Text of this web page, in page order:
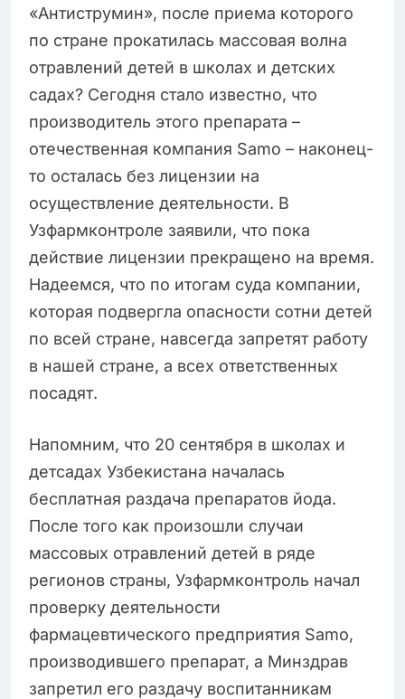
«Антиструмин», после приема которого
по стране прокатилась массовая волна
отравлений детей в школах и детских
садах? Сегодня стало известно, что
производитель этого препарата –
отечественная компания Samo – наконец-
то осталась без лицензии на
осуществление деятельности. В
Узфармконтроле заявили, что пока
действие лицензии прекращено на время.
Надеемся, что по итогам суда компании,
которая подвергла опасности сотни детей
по всей стране, навсегда запретят работу
в нашей стране, а всех ответственных
посадят.
Напомним, что 20 сентября в школах и
детсадах Узбекистана началась
бесплатная раздача препаратов йода.
После того как произошли случаи
массовых отравлений детей в ряде
регионов страны, Узфармконтроль начал
проверку деятельности
фармацевтического предприятия Samo,
производившего препарат, а Минздрав
запретил его раздачу воспитанникам